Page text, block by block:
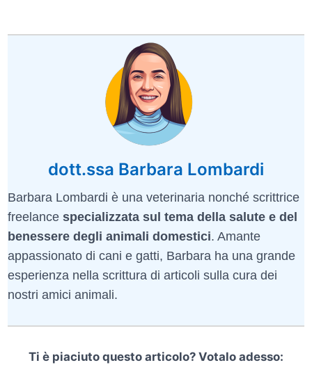
dott.ssa Barbara Lombardi
Barbara Lombardi è una veterinaria nonché scrittrice
freelance specializzata sul tema della salute e del
benessere degli animali domestici. Amante
appassionato di cani e gatti, Barbara ha una grande
esperienza nella scrittura di articoli sulla cura dei
nostri amici animali.
Ti è piaciuto questo articolo? Votalo adesso: